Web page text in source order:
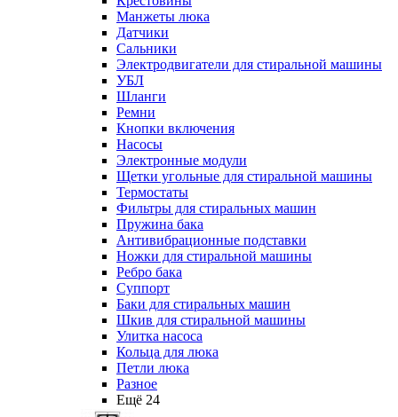
Манжеты люка
Датчики
Сальники
Электродвигатели для стиральной машины
УБЛ
Шланги
Ремни
Кнопки включения
Насосы
Электронные модули
Щетки угольные для стиральной машины
Термостаты
Фильтры для стиральных машин
Пружина бака
Антивибрационные подставки
Ножки для стиральной машины
Ребро бака
Суппорт
Баки для стиральных машин
Шкив для стиральной машины
Улитка насоса
Кольца для люка
Петли люка
Разное
Ещё 24